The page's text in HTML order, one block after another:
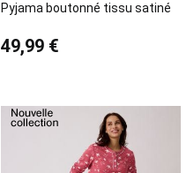
Pyjama boutonné tissu satiné
49,99 €